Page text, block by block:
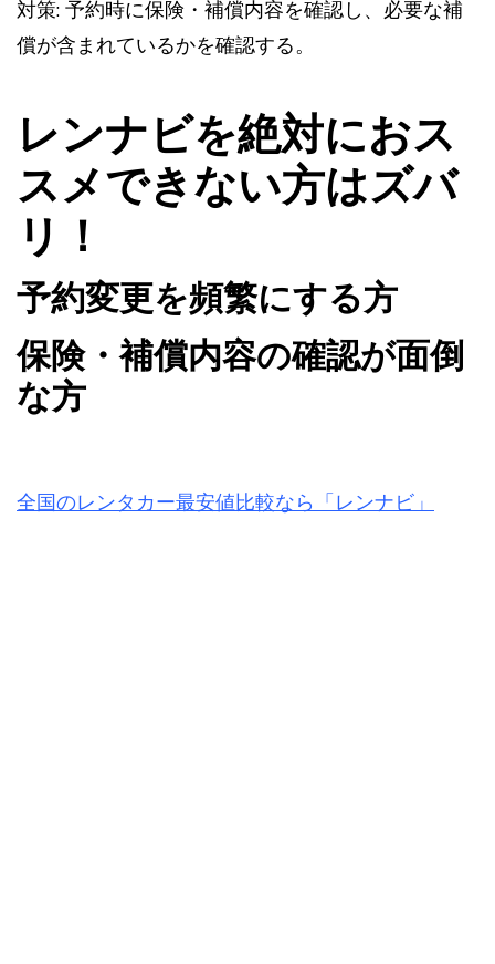
対策: 予約時に保険・補償内容を確認し、必要な補
償が含まれているかを確認する。
レンナビを絶対におス
スメできない方はズバ
リ！
予約変更を頻繁にする方
保険・補償内容の確認が面倒
な方
全国のレンタカー最安値比較なら「レンナビ」